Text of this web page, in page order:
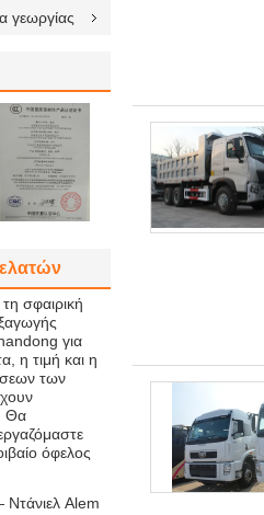
γεωργίας
σφαιρική
για
η τιμή και η
των
Θα
όφελος
Alem